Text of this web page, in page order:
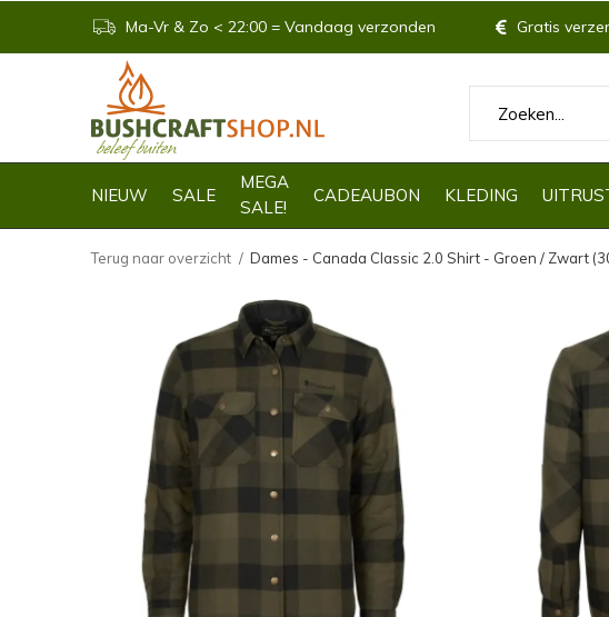
NIEUW SALE
MEGA
SALE!
CADEAUBON KLEDING
Ma-Vr & Zo < 22:00 = Vandaag verzonden Gratis
Terug naar overzicht Dames - Canada Classic 2.0 Shirt - Groen / Zwart